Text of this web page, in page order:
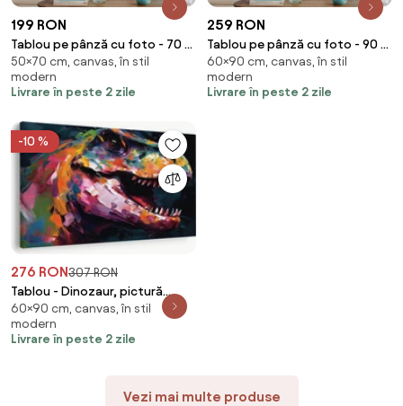
199 RON
Tablou pe pânză cu foto - 70 x
50 cm (70x50 cm)
50×70 cm, canvas, în stil
modern
Livrare în peste 2 zile
259 RON
Tablou pe pânză cu foto - 90 x
60 cm (90x60 cm)
60×90 cm, canvas, în stil
modern
Livrare în peste 2 zile
-10 %
276 RON 307 RON
Tablou - Dinozaur, pictură
(90x60 cm)
60×90 cm, canvas, în stil
modern
Livrare în peste 2 zile
Vezi mai multe produse